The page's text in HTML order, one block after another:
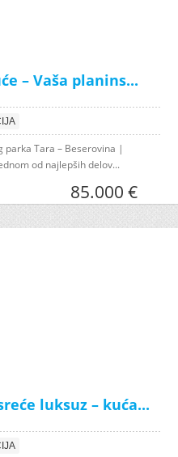
– Vaša planins...
parka Tara – Beserovina |
od najlepših delov...
85.000 €
luksuz – kuća...